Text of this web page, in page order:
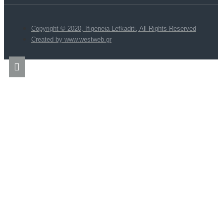
Copyright © 2020, Ifigeneia Lefkaditi, All Rights Reserved
Created by www.westweb.gr